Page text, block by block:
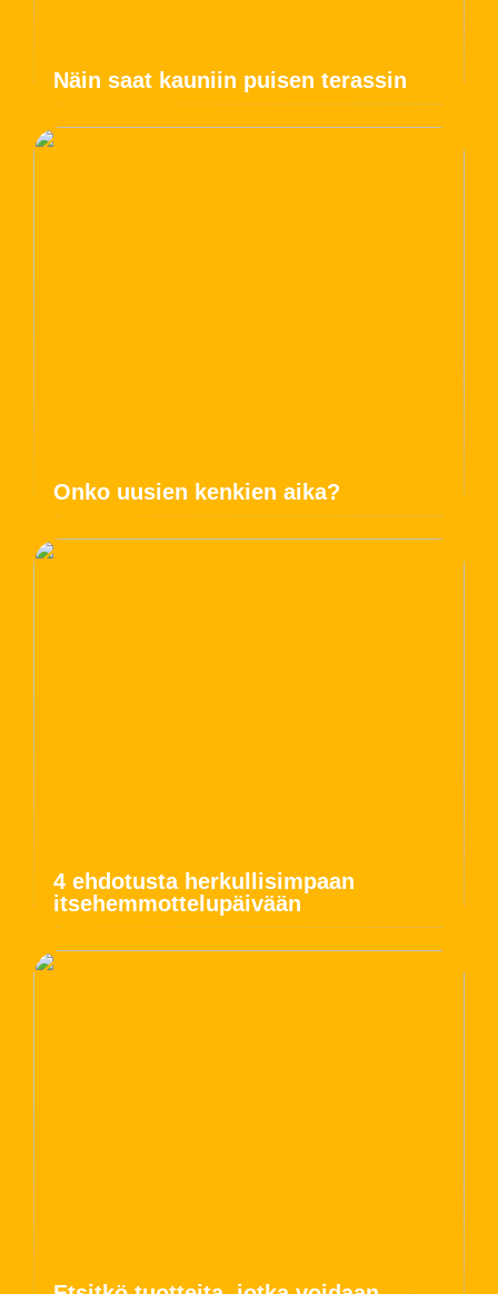
Näin saat kauniin puisen terassin
Onko uusien kenkien aika?
4 ehdotusta herkullisimpaan
itsehemmottelupäivään